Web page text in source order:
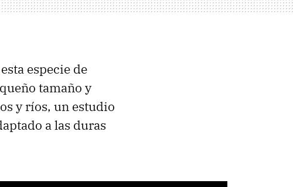
especie de
tamaño y
y ríos, un estudio
a las duras